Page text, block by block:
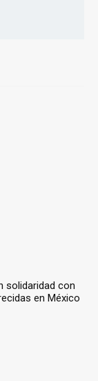
solidaridad con
en México